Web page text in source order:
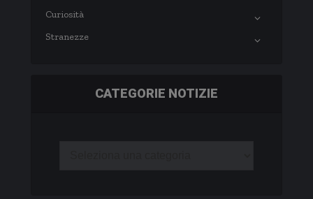
Curiosità
Stranezze
CATEGORIE NOTIZIE